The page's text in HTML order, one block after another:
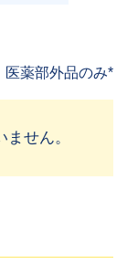
医薬部外品のみ*
せん。